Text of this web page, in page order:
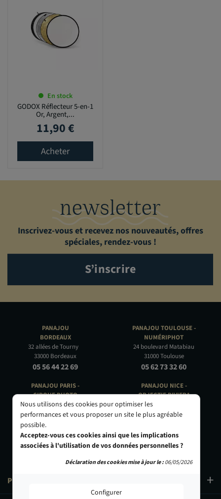
En stock
GODOX Réflecteur 5-en-1
Or, Argent,...
Prix
11,90 €
Acheter
newsletter
Inscrivez-vous et recevez nos nouveautés, offres
spéciales, rendez-vous !
S’inscrire
PANAJOU
BORDEAUX
32 allées de Tourny
33000 Bordeaux
05 56 44 22 69
PANAJOU PARIS -
CIRQUE PHOTO
9, bd des Filles-du-Calvaire
75003 Paris
01 40 29 91 91
PRODUITS
PANAJOU TOULOUSE -
NUMÉRIPHOT
24 boulevard Matabiau
31000 Toulouse
05 62 73 32 60
PANAJOU NICE -
OBJECTIF RIVIERA
24 Rue de l'Hôtel des Postes
06000 Nice
Nous utilisons des cookies pour optimiser les
performances et vous proposer un site le plus agréable
possible.
Acceptez-vous ces cookies ainsi que les implications
associées à l'utilisation de vos données personnelles ?
Configurer
Déclaration des cookies mise à jour le :06/05/2026